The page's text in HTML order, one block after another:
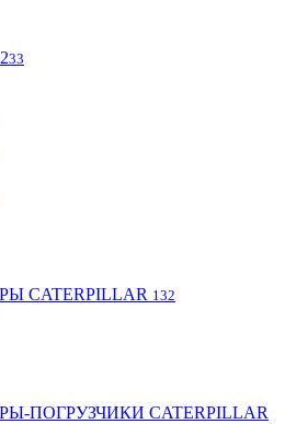
33
CATERPILLAR 132
ПОГРУЗЧИКИ CATERPILLAR